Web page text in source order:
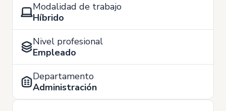
Modalidad de trabajo
Híbrido
Nivel profesional
Empleado
Departamento
Administración